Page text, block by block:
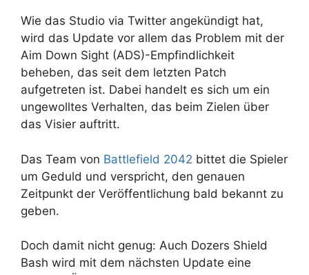
Wie das Studio via Twitter angekündigt hat,
wird das Update vor allem das Problem mit der
Aim Down Sight (ADS)-Empfindlichkeit
beheben, das seit dem letzten Patch
aufgetreten ist. Dabei handelt es sich um ein
ungewolltes Verhalten, das beim Zielen über
das Visier auftritt.
Das Team von Battlefield 2042 bittet die Spieler
um Geduld und verspricht, den genauen
Zeitpunkt der Veröffentlichung bald bekannt zu
geben.
Doch damit nicht genug: Auch Dozers Shield
Bash wird mit dem nächsten Update eine